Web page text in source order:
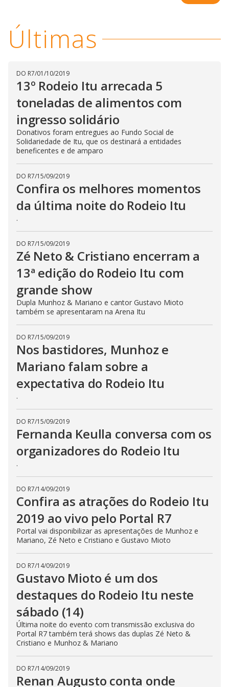
e
o
Últimas
DO R7/01/10/2019
13º Rodeio Itu arrecada 5
toneladas de alimentos com
ingresso solidário
Donativos foram entregues ao Fundo Social de
Solidariedade de Itu, que os destinará a entidades
beneficentes e de amparo
DO R7/15/09/2019
Confira os melhores momentos
da última noite do Rodeio Itu
.
DO R7/15/09/2019
Zé Neto & Cristiano encerram a
13ª edição do Rodeio Itu com
grande show
Dupla Munhoz & Mariano e cantor Gustavo Mioto
também se apresentaram na Arena Itu
DO R7/15/09/2019
Nos bastidores, Munhoz e
Mariano falam sobre a
expectativa do Rodeio Itu
.
DO R7/15/09/2019
Fernanda Keulla conversa com os
organizadores do Rodeio Itu
.
DO R7/14/09/2019
Confira as atrações do Rodeio Itu
2019 ao vivo pelo Portal R7
Portal vai disponibilizar as apresentações de Munhoz e
Mariano, Zé Neto e Cristiano e Gustavo Mioto
DO R7/14/09/2019
Gustavo Mioto é um dos
destaques do Rodeio Itu neste
sábado (14)
Última noite do evento com transmissão exclusiva do
Portal R7 também terá shows das duplas Zé Neto &
Cristiano e Munhoz & Mariano
DO R7/14/09/2019
Renan Augusto conta onde